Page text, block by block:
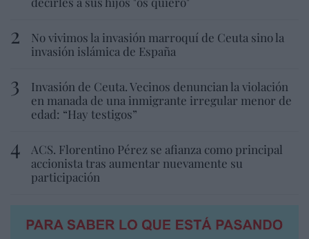
No vivimos la invasión marroquí de Ceuta sino la
invasión islámica de España
Invasión de Ceuta. Vecinos denuncian la violación
en manada de una inmigrante irregular menor de
edad: “Hay testigos”
ACS. Florentino Pérez se afianza como principal
accionista tras aumentar nuevamente su
participación